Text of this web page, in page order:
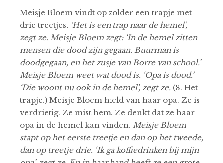
Meisje Bloem vindt op zolder een trapje met
drie treetjes. ‘Het is een trap naar de hemel’,
zegt ze. Meisje Bloem zegt: ‘In de hemel zitten
mensen die dood zijn gegaan. Buurman is
doodgegaan, en het zusje van Borre van school.’
Meisje Bloem weet wat dood is. ‘Opa is dood.’
‘Die woont nu ook in de hemel’, zegt ze. (8. Het
trapje.) Meisje Bloem hield van haar opa. Ze is
verdrietig. Ze mist hem. Ze denkt dat ze haar
opa in de hemel kan vinden. Meisje Bloem
stapt op het eerste treetje en dan op het tweede,
dan op treetje drie. ‘Ik ga koffiedrinken bij mijn